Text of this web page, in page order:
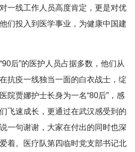
一线工作人员高度肯定，更是对优
们投入到医学事业，为健康中国建
后”的医护人员占据多数，他们从
抗疫一线独当一面的白衣战士，绽
院贾娜护士长身为一名“80后”，感
飞速成长，更通过在武汉感受到的
一句谢谢，大家在付出的同时也深
着。医疗队第四临时党支部书记北